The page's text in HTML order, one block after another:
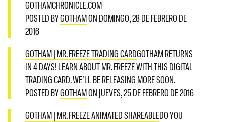
GOTHAMCHRONICLE.COM
POSTED BYGOTHAMON DOMINGO, 28 DE FEBRERO DE
2016
GOTHAM | MR. FREEZE TRADING CARDGOTHAM RETURNS
IN 4 DAYS! LEARN ABOUT MR. FREEZE WITH THIS DIGITAL
TRADING CARD. WE’LL BE RELEASING MORE SOON.
POSTED BYGOTHAMON JUEVES, 25 DE FEBRERO DE 2016
GOTHAM | MR. FREEZE ANIMATED SHAREABLEDO YOU